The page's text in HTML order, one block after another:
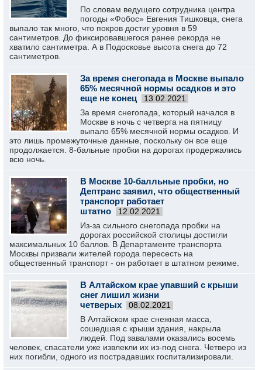
По словам ведущего сотрудника центра
погоды «Фобос» Евгения Тишковца, снега
выпало так много, что покров достиг уровня в 59
сантиметров. До фиксировавшегося ранее рекорда не
хватило сантиметра. А в Подосковье высота снега до 72
сантиметров.
За время снегопада в Москве выпало
65% месячной нормы осадков и это
еще не конец
13.02.2021
За время снегопада, который начался в
Москве в ночь с четверга на пятницу
выпало 65% месячной нормы осадков. И
это лишь промежуточные данные, поскольку он все еще
продолжается. 8-бальные пробки на дорогах продержались
всю ночь.
В Москве 10-балльные пробки, но
Дептранс заявил, что общественный
транспорт работает
штатно
12.02.2021
Из-за сильного снегопада пробки на
дорогах российской столицы достигли
максимальных 10 баллов. В Департаменте транспорта
Москвы призвали жителей города пересесть на
общественный транспорт - он работает в штатном режиме.
В Алтайском крае упавший с крыши
снег лишил жизни
четверых
08.02.2021
В Алтайском крае снежная масса,
сошедшая с крыши здания, накрыла
людей. Под завалами оказались восемь
человек, спасатели уже извлекли их из-под снега. Четверо из
них погибли, одного из пострадавших госпитализировали.